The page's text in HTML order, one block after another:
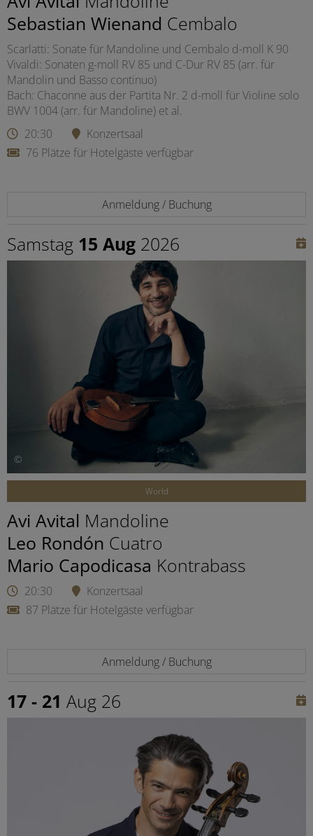
Sebastian Wienand Cembalo
Scarlatti: Sonate für Mandoline und Cembalo d-moll K 90
Vivaldi: Sonaten g-moll RV 85 und C-Dur RV 85 (arr. für
Mandolin und Basso continuo)
Bach: Chaconne aus der Partita Nr. 2 d-moll für Violine solo
BWV 1004 (arr. für Mandoline) et al.
20:30
Konzertsaal
76 Plätze für Hotelgäste verfügbar
Anmeldung / Buchung
Samstag 15 Aug 2026
©
World
Avi Avital Mandoline
Leo Rondón Cuatro
Mario Capodicasa Kontrabass
20:30
Konzertsaal
87 Plätze für Hotelgäste verfügbar
Anmeldung / Buchung
17 - 21 Aug 26